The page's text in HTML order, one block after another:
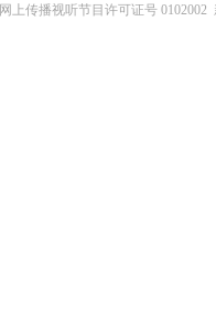
网上传播视听节目许可证号 0102002